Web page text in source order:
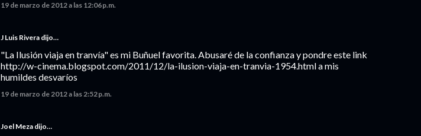
19 de marzo de 2012 a las 12:06 p.m.
J Luis Rivera dijo…
"La Ilusión viaja en tranvía" es mi Buñuel favorita. Abusaré de la confianza y pondre este link
http://w-cinema.blogspot.com/2011/12/la-ilusion-viaja-en-tranvia-1954.html a mis
humildes desvaríos
19 de marzo de 2012 a las 2:52 p.m.
Joel Meza dijo…